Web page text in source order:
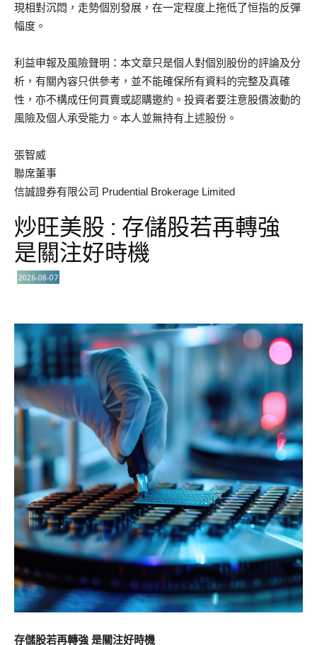
現相對沉悶，走勢個別發展，在一定程度上拖低了恒指的反彈
幅度。
利益申報及風險聲明：本文章只是個人對個別股份的評論及分
析，有關內容只供參考，並不能確保所有資料的完整及真確
性，亦不構成任何買賣或認購邀約。投資者要注意股價波動的
風險及個人承受能力。本人並無持有上述股份。
張智威
聯席董事
信誠證券有限公司 Prudential Brokerage Limited
炒旺美股 : 存儲股若再轉強
是關注好時機
2026-08-07
存儲股若再轉強 是關注好時機